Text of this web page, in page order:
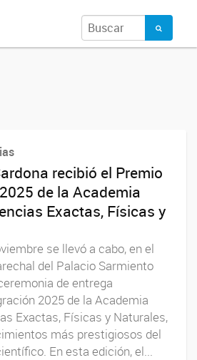
recibió el Premio
de la Academia
Exactas, Físicas y
se llevó a cabo, en el
del Palacio Sarmiento
de entrega
2025 de la Academia
Exactas, Físicas y Naturales,
más prestigiosos del
En esta edición, el...